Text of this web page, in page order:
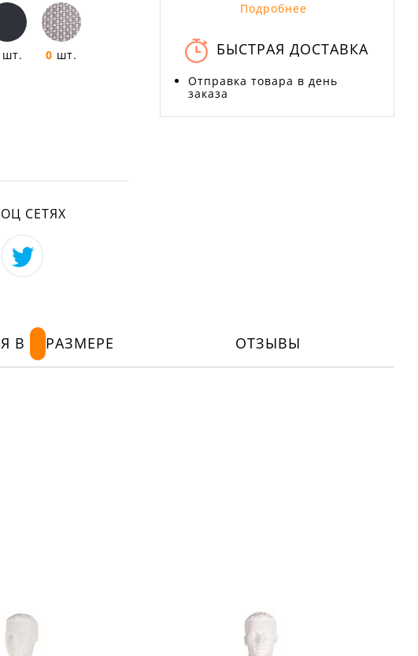
шт. 0 шт.
СЕТЯХ
Подробнее
БЫСТРАЯ ДОСТАВКА
Отправка товара в день
заказа
В РАЗМЕРЕ ОТЗЫВЫ